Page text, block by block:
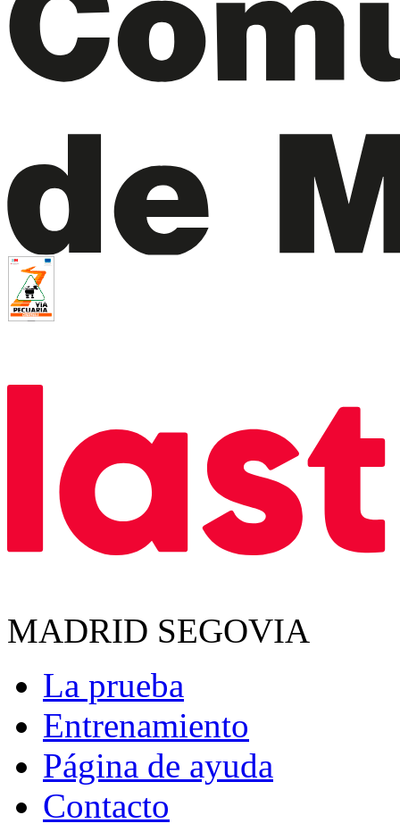
MADRID SEGOVIA
La prueba
Entrenamiento
Página de ayuda
Contacto